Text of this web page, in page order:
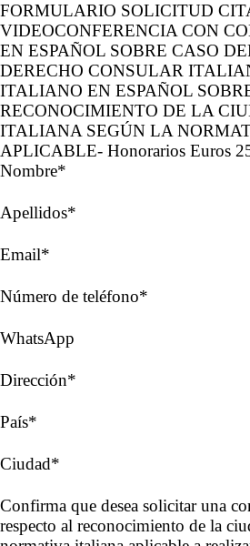
FORMULARIO SOLICITUD
VIDEOCONFERENCIA CON
EN ESPAÑOL SOBRE CASO
DERECHO CONSULAR
ITALIANO EN ESPAÑOL
RECONOCIMIENTO DE LA
ITALIANA SEGÚN LA
APLICABLE- Honorarios Euros
Nombre*
Apellidos*
Email*
Número de teléfono*
WhatsApp
Dirección*
País*
Ciudad*
Confirma que desea solicitar una
respecto al reconocimiento de la